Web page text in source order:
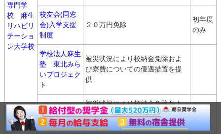
専門学
校 麻生
リハビリ
テーショ
ン大学校
校友会(同窓
会)入学支援
制度
２０万円免除
初年度
のみ
学校法人麻生
塾 東北みら
いプロジェク
ト
被災状況により校納金免除およ
び寮費についての優遇措置を提
供
熊本・大分支
援特待生制度
被災状況により校納金免除およ
び寮費についての優遇措置を提
供